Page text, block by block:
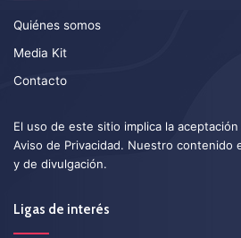
Quiénes somos
Media Kit
Contacto
El uso de este sitio implica la
Aviso de Privacidad. Nuestro contenido
y de divulgación.
Ligas de interés